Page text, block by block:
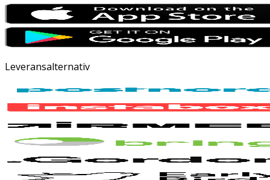
Leveransalternativ